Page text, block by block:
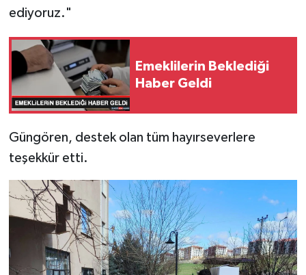
ediyoruz."
Emeklilerin Beklediği
Haber Geldi
​Güngören, destek olan tüm hayırseverlere
teşekkür etti.